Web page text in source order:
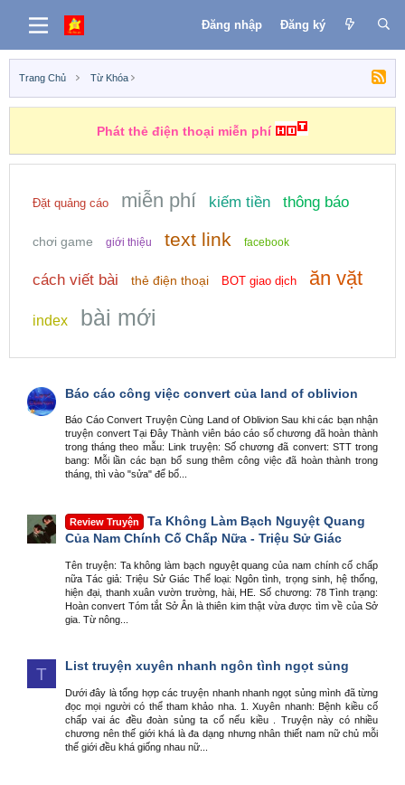
Đăng nhập Đăng ký
Trang Chủ Từ Khóa
Phát thẻ điện thoại miễn phí
Đặt quảng cáo miễn phí kiếm tiền thông báo
chơi game giới thiệu text link facebook
cách viết bài thẻ điện thoại BOT giao dịch ăn vặt
index bài mới
Báo cáo công việc convert của land of oblivion
Báo Cáo Convert Truyện Cùng Land of Oblivion Sau khi các bạn nhận
truyện convert Tại Đây Thành viên báo cáo số chương đã hoàn thành
trong tháng theo mẫu: Link truyện: Số chương đã convert: STT trong
bang: Mỗi lần các bạn bổ sung thêm công việc đã hoàn thành trong
tháng, thì vào "sửa" để bổ...
Review Truyện
Ta Không Làm Bạch Nguyệt Quang
Của Nam Chính Cố Chấp Nữa - Triệu Sử Giác
Tên truyện: Ta không làm bạch nguyệt quang của nam chính cố chấp
nữa Tác giả: Triệu Sử Giác Thể loại: Ngôn tình, trọng sinh, hệ thống,
hiện đại, thanh xuân vườn trường, hài, HE. Số chương: 78 Tình trạng:
Hoàn convert Tóm tắt Sở Ân là thiên kim thật vừa được tìm về của Sở
gia. Từ nông...
T List truyện xuyên nhanh ngôn tình ngọt sủng
Dưới đây là tổng hợp các truyện nhanh nhanh ngọt sủng mình đã từng
đọc mọi người có thể tham khảo nha. 1. Xuyên nhanh: Bệnh kiều cố
chấp vai ác đều đoàn sủng ta cố nếu kiều . Truyện này có nhiều
chương nên thế giới khá là đa dạng nhưng nhân thiết nam nữ chủ mỗi
thế giới đều khá giống nhau nữ...